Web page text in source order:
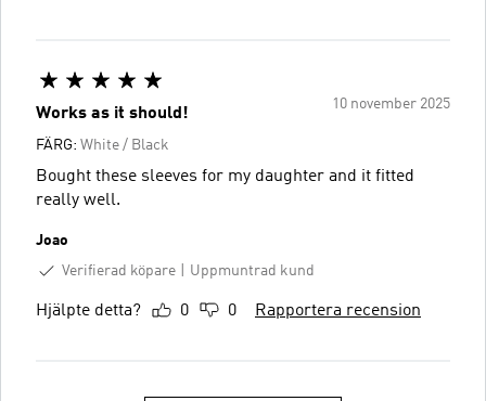
10 november 2025
Works as it should!
FÄRG: White / Black
Bought these sleeves for my daughter and it fitted
really well.
Joao
Verifierad köpare
Uppmuntrad kund
Hjälpte detta? 0 0 Rapportera recension